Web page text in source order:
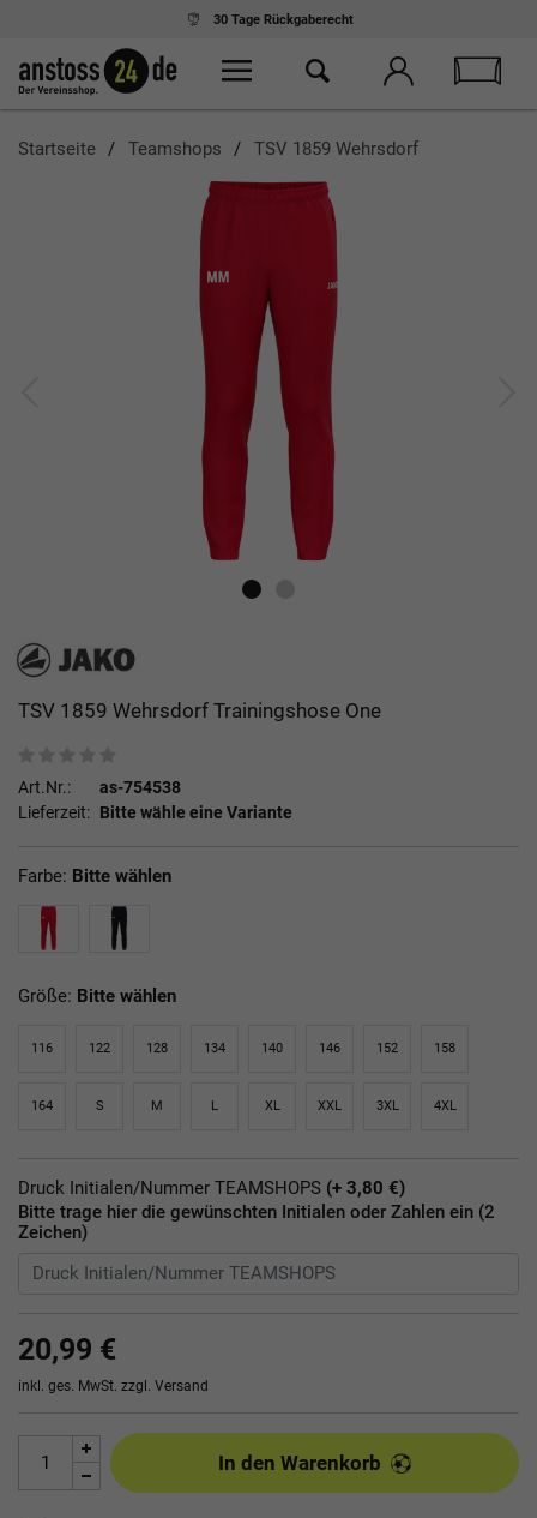
30 Tage Rückgaberecht
Startseite Teamshops TSV 1859 Wehrsdorf
TSV 1859 Wehrsdorf Trainingshose One
Art.Nr.:
as-754538
Lieferzeit: Bitte wähle eine Variante
Farbe: Bitte wählen
Größe: Bitte wählen
116 122 128 134 140 146 152 158
164 S M L XL XXL 3XL 4XL
Druck Initialen/Nummer TEAMSHOPS (+ 3,80 €)
Bitte trage hier die gewünschten Initialen oder Zahlen ein (2
Zeichen)
20,99 €
inkl. ges. MwSt. zzgl. Versand
In den Warenkorb